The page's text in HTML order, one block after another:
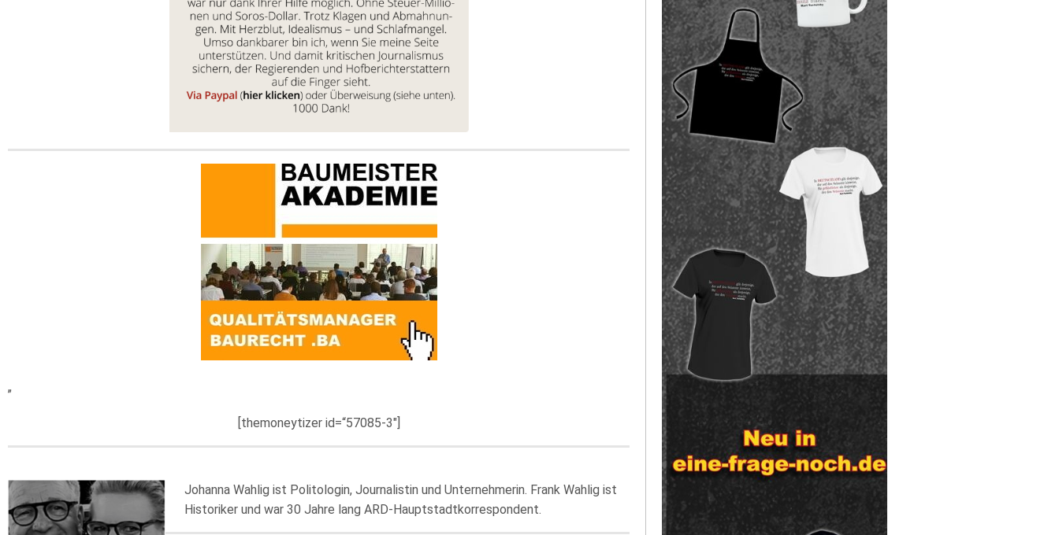
„
[themoneytizer id=“57085-3″]
Johanna Wahlig ist Politologin, Journalistin und Unternehmerin. Frank Wahlig ist
Historiker und war 30 Jahre lang ARD-Hauptstadtkorrespondent.